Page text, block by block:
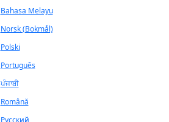
Bahasa Melayu
Norsk (Bokmål)
Polski
Português
ਪੰਜਾਬੀ
Română
Русский